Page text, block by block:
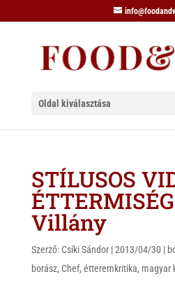
Oldal kiválasztása
STÍLUSOS
Villány
Szerző: Csíki Sándor|2013/04/30 |
borász, Chef, étteremkritika, magyar